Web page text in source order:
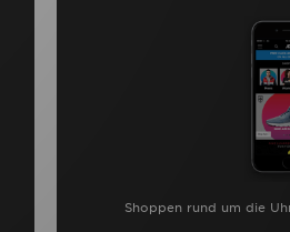
Shoppen rund um die